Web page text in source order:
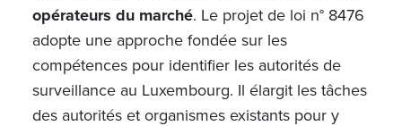
opérateurs du marché. Le projet de loi n° 8476
adopte une approche fondée sur les
compétences pour identifier les autorités de
surveillance au Luxembourg. Il élargit les tâches
des autorités et organismes existants pour y